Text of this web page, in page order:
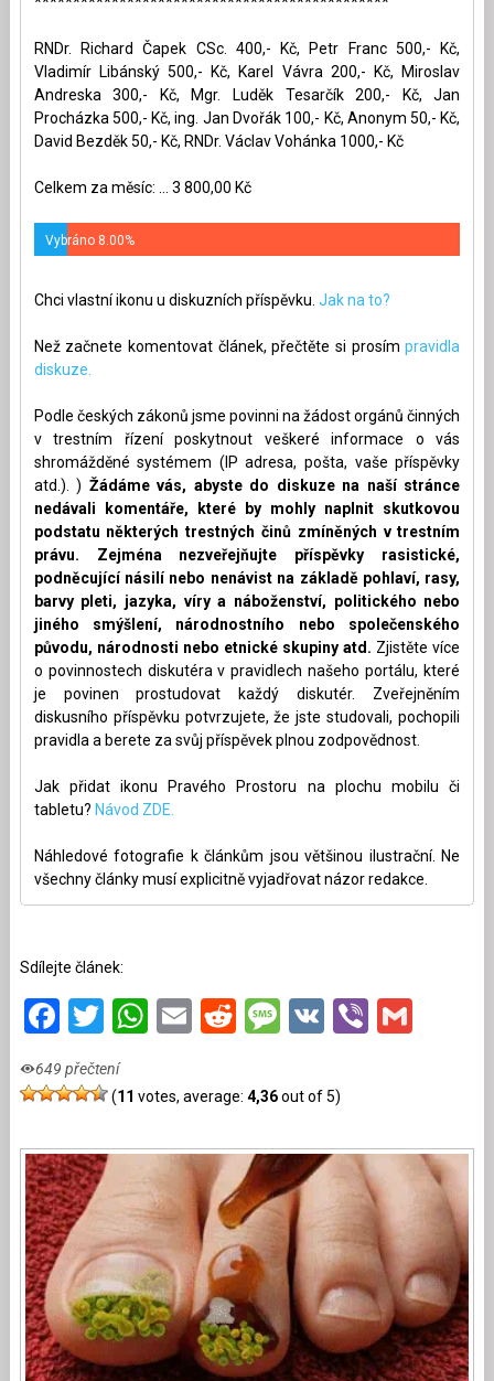
RNDr. Richard Čapek CSc. 400,- Kč, Petr Franc 500,- Kč,
Vladimír Libánský 500,- Kč, Karel Vávra 200,- Kč, Miroslav
Andreska 300,- Kč, Mgr. Luděk Tesarčík 200,- Kč, Jan
Procházka 500,- Kč, ing. Jan Dvořák 100,- Kč, Anonym 50,- Kč,
David Bezděk 50,- Kč, RNDr. Václav Vohánka 1000,- Kč
Celkem za měsíc: ... 3 800,00 Kč
Vybráno 8.00%
Chci vlastní ikonu u diskuzních příspěvku. Jak na to?
Než začnete komentovat článek, přečtěte si prosímpravidla
diskuze.
Podle českých zákonů jsme povinni na žádost orgánů činných
v trestním řízení poskytnout veškeré informace o vás
shromážděné systémem (IP adresa, pošta, vaše příspěvky
atd.). ) Žádáme vás, abyste do diskuze na naší stránce
nedávali komentáře, které by mohly naplnit skutkovou
podstatu některých trestných činů zmíněných v trestním
právu. Zejména nezveřejňujte příspěvky rasistické,
podněcující násilí nebo nenávist na základě pohlaví, rasy,
barvy pleti, jazyka, víry a náboženství, politického nebo
jiného smýšlení, národnostního nebo společenského
původu, národnosti nebo etnické skupiny atd. Zjistěte více
o povinnostech diskutéra v pravidlech našeho portálu, které
je povinen prostudovat každý diskutér. Zveřejněním
diskusního příspěvku potvrzujete, že jste studovali, pochopili
pravidla a berete za svůj příspěvek plnou zodpovědnost.
Jak přidat ikonu Pravého Prostoru na plochu mobilu či
tabletu? Návod ZDE.
Náhledové fotografie k článkům jsou většinou ilustrační. Ne
všechny články musí explicitně vyjadřovat názor redakce.
Sdílejte článek:
Facebook
Twitter
WhatsApp
EmailRedditMessage
VKViber
649 přečtení
(11 votes, average: 4,36out of 5)